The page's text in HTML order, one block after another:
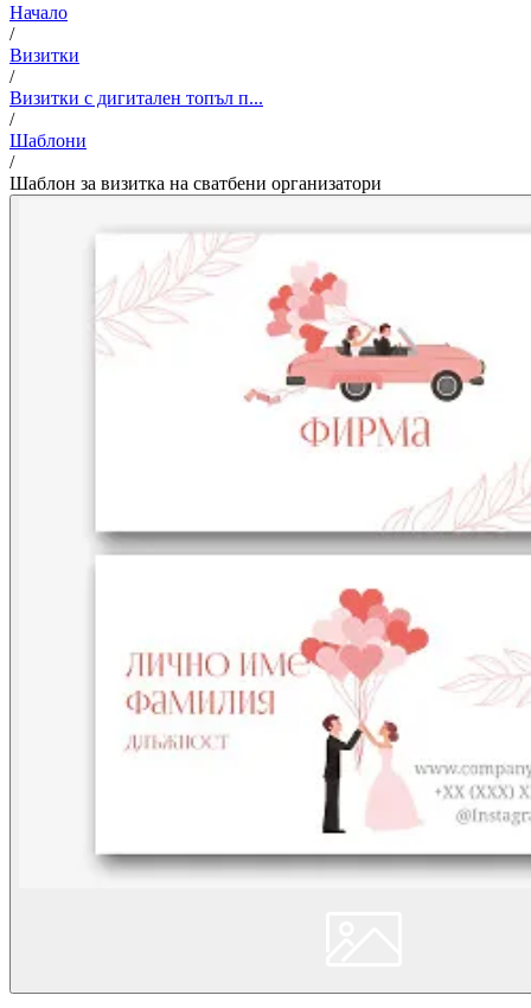
Начало
/
Визитки
/
Визитки с дигитален топъл п...
/
Шаблони
/
Шаблон за визитка на сватбени организатори